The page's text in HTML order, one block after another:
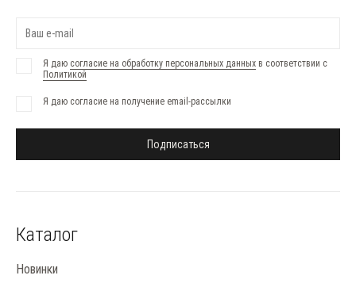
Каталог
Новинки
Я даю согласие на обработку персональных данных в соответствии с
Политикой
Я даю согласие на получение email-рассылки
Подписаться